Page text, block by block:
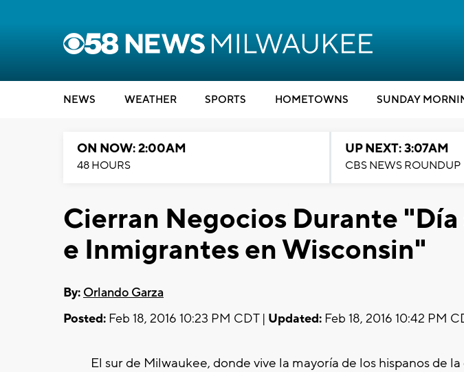
NEWS WEATHER SPORTS HOMETOWNS SUNDAY
ON NOW: 2:00AM
48 HOURS
UP NEXT: 3:07AM
CBS NEWS ROUNDUP
Cierran Negocios Durante
e Inmigrantes en Wisconsin"
By: Orlando Garza
Posted: Feb 18, 2016 10:23 PM CDT | Updated: Feb 18, 2016 10:42 PM
El sur de Milwaukee, donde vive la mayoría de los hispanos de